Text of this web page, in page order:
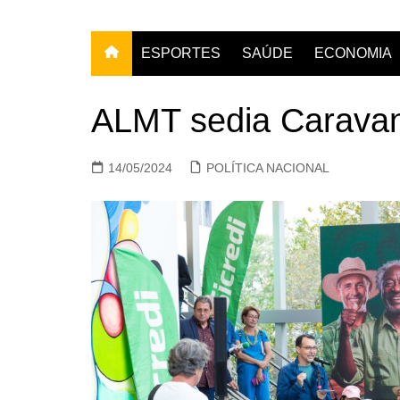
ESPORTES SAÚDE ECONOMIA
ALMT sedia
14/05/2024 POLÍTICA NACIONAL